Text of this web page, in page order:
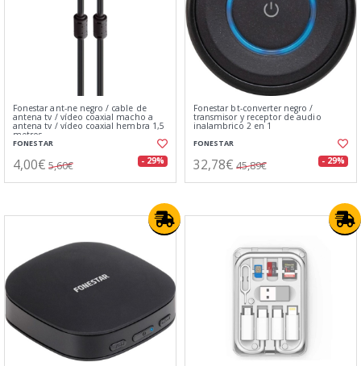
Fonestar ant-ne negro / cable de
antena tv / vídeo coaxial macho a
antena tv / vídeo coaxial hembra 1,5
metros
FONESTAR
4,00€ 5,60€ - 29%
Fonestar bt-converter negro /
transmisor y receptor de audio
inalambrico 2 en 1
FONESTAR
32,78€ 45,89€ - 29%